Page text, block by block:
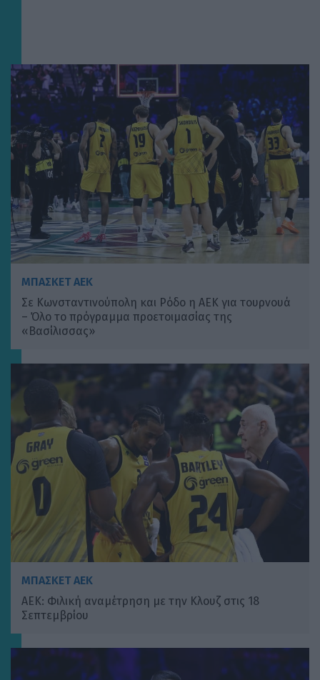
ΜΠΑΣΚΕΤ ΑΕΚ
Σε Κωνσταντινούπολη και Ρόδο η ΑΕΚ για τουρνουά
– Όλο το πρόγραμμα προετοιμασίας της
«Βασίλισσας»
ΜΠΑΣΚΕΤ ΑΕΚ
ΑΕΚ: Φιλική αναμέτρηση με την Κλουζ στις 18
Σεπτεμβρίου